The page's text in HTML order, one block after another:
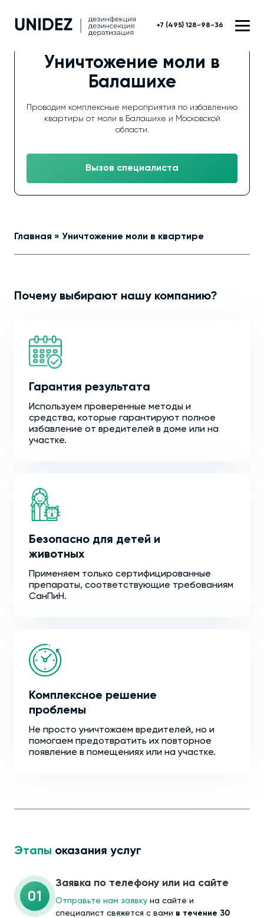
+7 (495) 128-98-36
Уничтожение моли в
Балашихе
Проводим комплексные мероприятия по избавлению
квартиры от моли в Балашихе и Московской
области.
Вызов специалиста
Главная » Уничтожение моли в квартире
Почему выбирают нашу компанию?
Гарантия результата
Используем проверенные методы и
средства, которые гарантируют полное
избавление от вредителей в доме или на
участке.
Безопасно для детей и
животных
Применяем только сертифицированные
препараты, соответствующие требованиям
СанПиН.
Комплексное решение
проблемы
Не просто уничтожаем вредителей, но и
помогаем предотвратить их повторное
появление в помещениях или на участке.
Этапы оказания услуг
01
Заявка по телефону или на сайте
Отправьте нам заявку на сайте и
специалист свяжется с вами в течение 30